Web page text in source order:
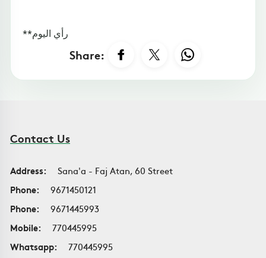
**رأي اليوم
Share:
Contact Us
Address:
Sana'a - Faj Atan, 60 Street
Phone:
9671450121
Phone:
9671445993
Mobile:
770445995
Whatsapp:
770445995